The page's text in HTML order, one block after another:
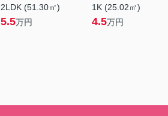
2LDK (51.30㎡)
5.5万円
1K (25.02㎡)
4.5万円